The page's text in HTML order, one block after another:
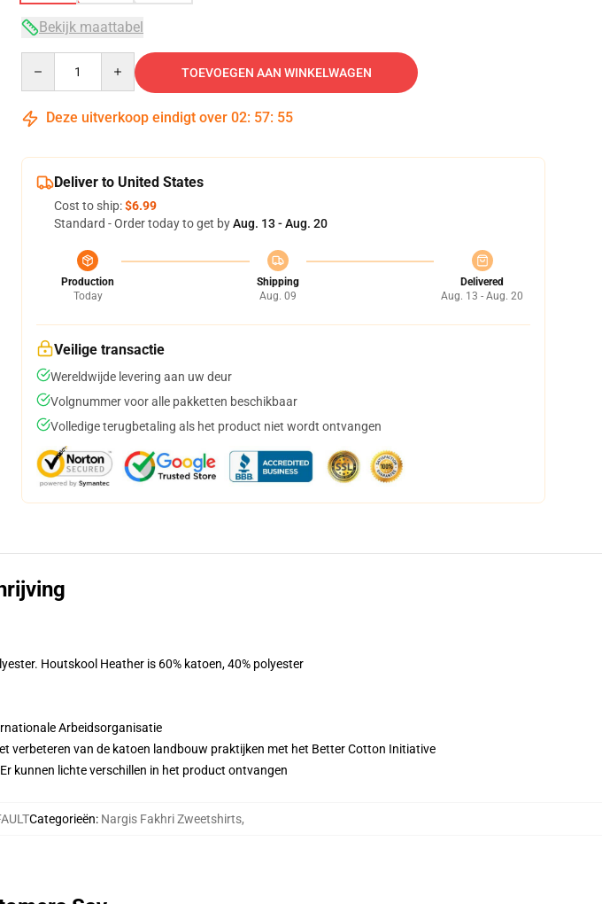
Bekijk maattabel
TOEVOEGEN AAN WINKELWAGEN
Deze uitverkoop eindigt over 02: 57: 54
Deliver to United States
Cost to ship:$6.99
Standard - Order today to get byAug. 13 - Aug. 20
Production
Today
Shipping
Aug. 09
Delivered
Aug. 13 - Aug. 20
Veilige transactie
Wereldwijde levering aan uw deur
Volgnummer voor alle pakketten beschikbaar
Volledige terugbetaling als het product niet wordt ontvangen
Houtskool Heather is 60% katoen, 40% polyester
Arbeidsorganisatie
verbeteren van de katoen landbouw praktijken met het Better Cotton Initiative
kunnen lichte verschillen in het product ontvangen
Categorieën: Nargis Fakhri Zweetshirts,